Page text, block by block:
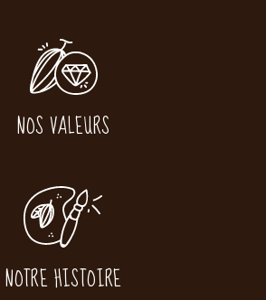
NOS VALEURS
NOTRE HISTOIRE